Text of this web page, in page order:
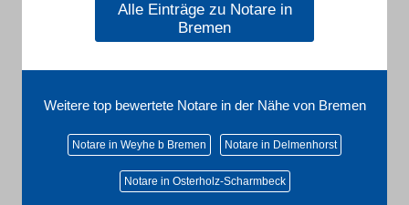
Alle Einträge zu Notare in
Bremen
Weitere top bewertete Notare in der Nähe von Bremen
Notare in Weyhe b Bremen Notare in Delmenhorst
Notare in Osterholz-Scharmbeck